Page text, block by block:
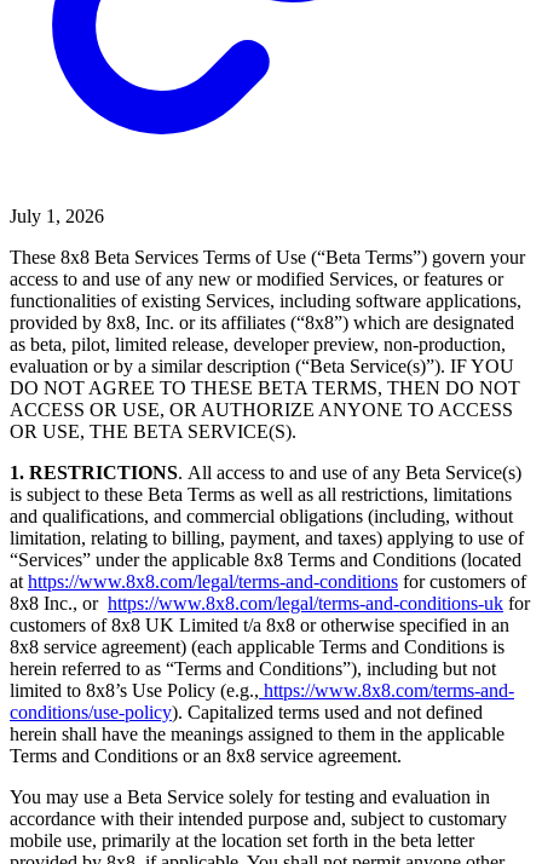
July 1, 2026
These 8x8 Beta Services Terms of Use (“Beta Terms”) govern your
access to and use of any new or modified Services, or features or
functionalities of existing Services, including software applications,
provided by 8x8, Inc. or its affiliates (“8x8”) which are designated
as beta, pilot, limited release, developer preview, non-production,
evaluation or by a similar description (“Beta Service(s)”). IF YOU
DO NOT AGREE TO THESE BETA TERMS, THEN DO NOT
ACCESS OR USE, OR AUTHORIZE ANYONE TO ACCESS
OR USE, THE BETA SERVICE(S).
1. RESTRICTIONS. All access to and use of any Beta Service(s)
is subject to these Beta Terms as well as all restrictions, limitations
and qualifications, and commercial obligations (including, without
limitation, relating to billing, payment, and taxes) applying to use of
“Services” under the applicable 8x8 Terms and Conditions (located
at https://www.8x8.com/legal/terms-and-conditions for customers of
8x8 Inc., or https://www.8x8.com/legal/terms-and-conditions-uk for
customers of 8x8 UK Limited t/a 8x8 or otherwise specified in an
8x8 service agreement) (each applicable Terms and Conditions is
herein referred to as “Terms and Conditions”), including but not
limited to 8x8’s Use Policy (e.g., https://www.8x8.com/terms-and-
conditions/use-policy). Capitalized terms used and not defined
herein shall have the meanings assigned to them in the applicable
Terms and Conditions or an 8x8 service agreement.
You may use a Beta Service solely for testing and evaluation in
accordance with their intended purpose and, subject to customary
mobile use, primarily at the location set forth in the beta letter